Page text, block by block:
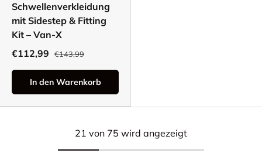
Schwellenverkleidung
mit Sidestep & Fitting
Kit – Van-X
€112,99
€143,99
In den Warenkorb
21 von 75 wird angezeigt